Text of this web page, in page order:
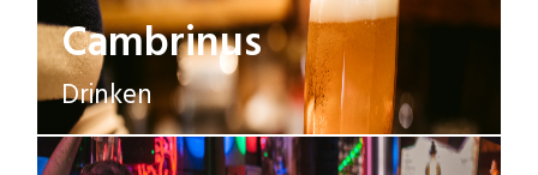
Cambrinus
Drinken